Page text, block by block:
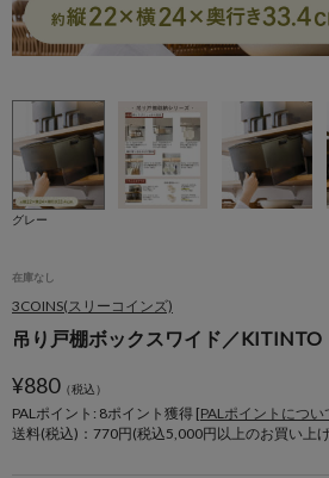
グレー
在庫なし
3COINS(スリーコインズ)
吊り戸棚ボックスワイド／KITINTO
¥880（税込）
PALポイント: 8ポイント獲得 [PALポイントについ
送料(税込)：770円(税込5,000円以上のお買い上